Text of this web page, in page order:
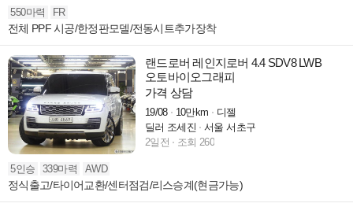
550마력 FR
전체 PPF 시공/한정판모델/전동시트추가장착
랜드로버 레인지로버 4.4 SDV8 LWB
오토바이오그래피
가격 상담
19/08 10만km
디젤
딜러 조세진
서울 서초구
2일전
조회 260
5인승 339마력 AWD
정식출고/타이어교환/센터점검/리스승계(현금가능)